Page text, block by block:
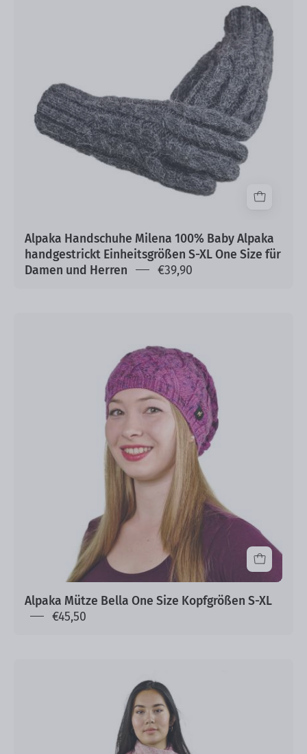
handgestrickt
Einheitsgrößen
S-
XL
One
Size
für
Damen
Alpaka Handschuhe Milena 100% Baby Alpaka
handgestrickt Einheitsgrößen S-XL One Size für
Damen und Herren
€39,90
Mütze
Bella
One
Size
Kopfgrößen
S-
XL
Alpaka Mütze Bella One Size Kopfgrößen S-XL
€45,50
Damen
Schal
Rosie
100%
Baby